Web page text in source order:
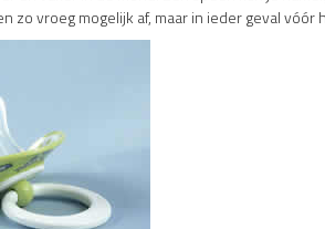
zo vroeg mogelijk af, maar in ieder geval